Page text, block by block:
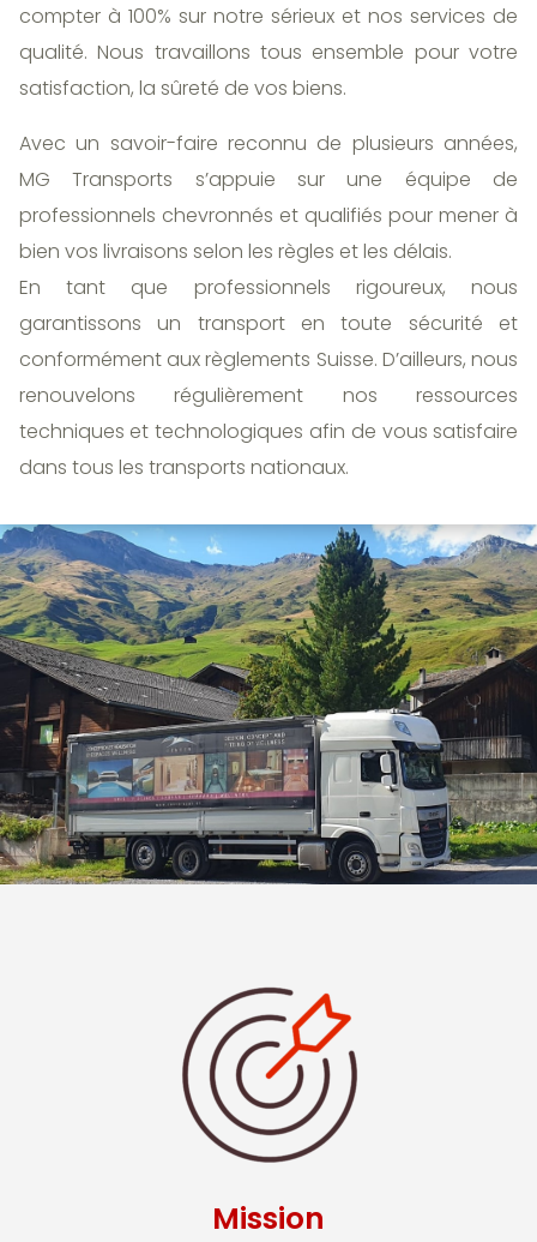
compter à 100% sur notre sérieux et nos services de
qualité. Nous travaillons tous ensemble pour votre
satisfaction, la sûreté de vos biens.
Avec un savoir-faire reconnu de plusieurs années,
MG Transports s’appuie sur une équipe de
professionnels chevronnés et qualifiés pour mener à
bien vos livraisons selon les règles et les délais.
En tant que professionnels rigoureux, nous
garantissons un transport en toute sécurité et
conformément aux règlements Suisse. D’ailleurs, nous
renouvelons régulièrement nos ressources
techniques et technologiques afin de vous satisfaire
dans tous les transports nationaux.
Mission